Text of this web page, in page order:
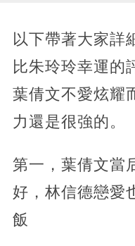
以下帶著大家詳
比朱玲玲幸運的
葉倩文不愛炫耀
力還是很強的。
第一，葉倩文當
好，林信德戀愛
飯